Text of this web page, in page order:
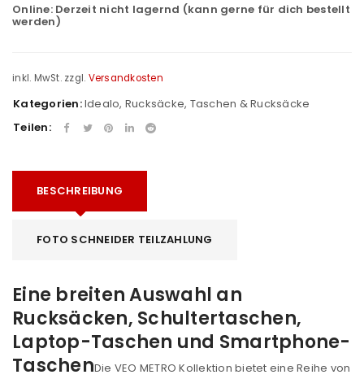
Online: Derzeit nicht lagernd (kann gerne für dich bestellt
werden)
inkl. MwSt. zzgl. Versandkosten
Kategorien:Idealo, Rucksäcke, Taschen & Rucksäcke
Teilen:
BESCHREIBUNG
FOTO SCHNEIDER TEILZAHLUNG
Eine breiten Auswahl an
Rucksäcken, Schultertaschen,
Laptop-Taschen und Smartphone-
TaschenDie VEO METRO Kollektion bietet eine Reihe von